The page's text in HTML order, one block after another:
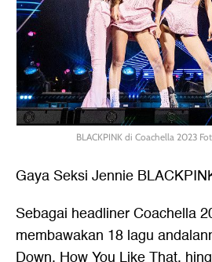
BLACKPINK di Coachella 2023
Gaya Seksi Jennie
Sebagai headliner Coachella
membawakan 18 lagu